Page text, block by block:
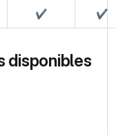
✔️ ✔️
disponibles